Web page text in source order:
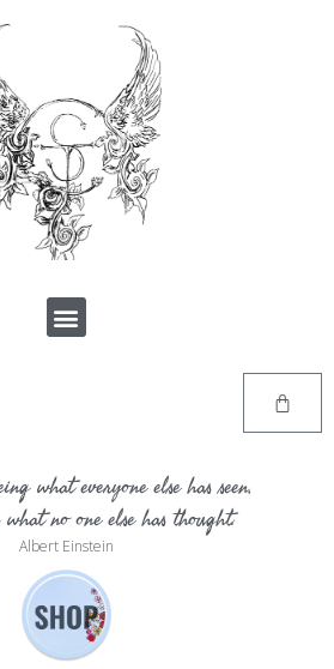
what everyone else has seen,
no one else has thought.
Albert Einstein